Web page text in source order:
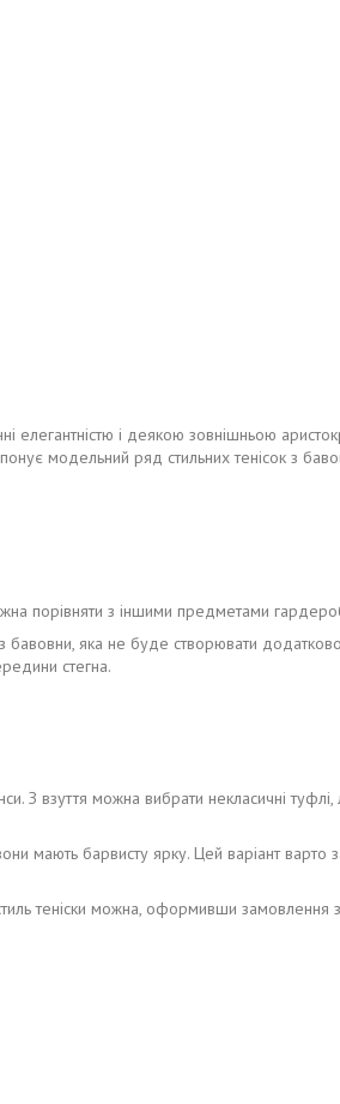
елегантністю і деякою зовнішньою
модельний ряд стильних тенісок з
порівняти з іншими предметами
з бавовни, яка не буде створювати
стегна.
З взуття можна вибрати некласичні
мають барвисту ярку. Цей варіант варто
теніски можна, оформивши замовлення